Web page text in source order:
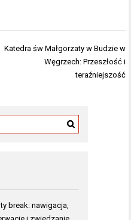
Katedra św Małgorzaty w Budzie w
Węgrzech: Przeszłość i
teraźniejszość
break: nawigacja,